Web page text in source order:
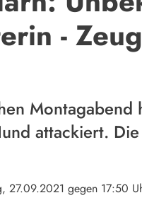
-
Montagabend
attackiert.
27.09.2021 gegen 17:50